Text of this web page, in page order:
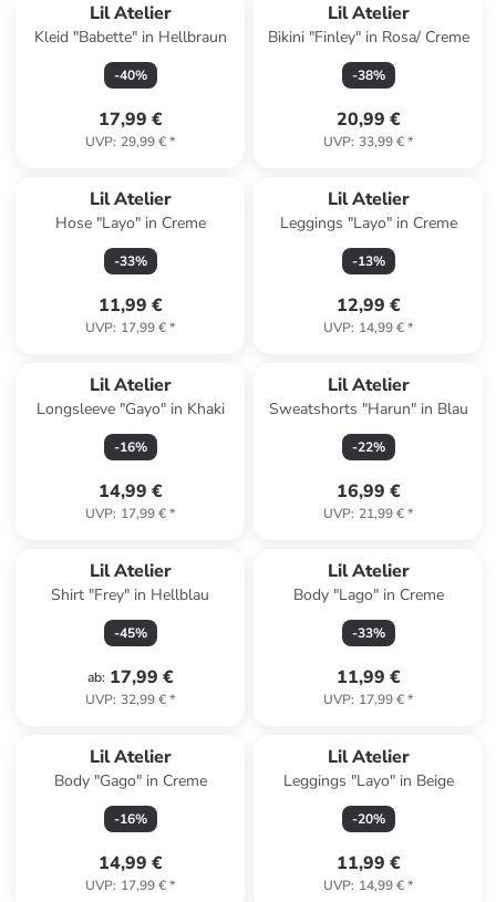
Lil Atelier
Kleid "Babette" in Hellbraun
-40%
17,99 €
UVP: 29,99 €*
Lil Atelier
Bikini "Finley" in Rosa/ Creme
-38%
20,99 €
UVP: 33,99 €*
Lil Atelier
Hose "Layo" in Creme
-33%
11,99 €
UVP: 17,99 €*
Lil Atelier
Leggings "Layo" in Creme
-13%
12,99 €
UVP: 14,99 €*
Lil Atelier
Longsleeve "Gayo" in Khaki
-16%
14,99 €
UVP: 17,99 €*
Lil Atelier
Sweatshorts "Harun" in Blau
-22%
16,99 €
UVP: 21,99 €*
Lil Atelier
Shirt "Frey" in Hellblau
-45%
ab: 17,99 €
UVP: 32,99 €*
Lil Atelier
Body "Lago" in Creme
-33%
11,99 €
UVP: 17,99 €*
Lil Atelier
Body "Gago" in Creme
-16%
14,99 €
UVP: 17,99 €*
Lil Atelier
Leggings "Layo" in Beige
-20%
11,99 €
UVP: 14,99 €*